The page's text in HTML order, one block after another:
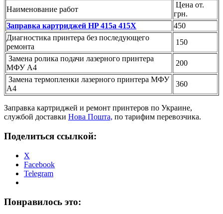
Наименование работ
Цена от.
грн.
Заправка картриджей HP 415a 415X
450
Диагностика принтера без последующего
ремонта
150
Замена ролика подачи лазерного принтера
МФУ А4
200
Замена термопленки лазерного принтера МФУ
А4
360
Заправка картриджей и ремонт принтеров по Украине,
службой доставки Нова Пошта, по тарифим перевозчика.
Поделиться ссылкой:
X
Facebook
Telegram
Понравилось это: